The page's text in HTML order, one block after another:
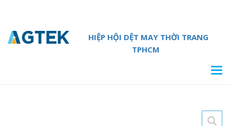
HIỆP HỘI DỆT MAY THỜI TRANG
TPHCM